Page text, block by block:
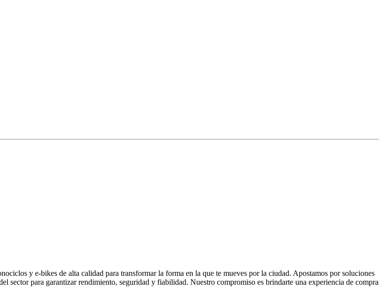
y e-bikes de alta calidad para transformar la forma en la que te mueves por la ciudad. Apostamos por soluciones
sector para garantizar rendimiento, seguridad y fiabilidad. Nuestro compromiso es brindarte una experiencia de compra